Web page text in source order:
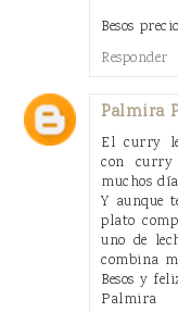
Besos
Responder
Palmira
El curry
con
muchos
Y aunque
plato
uno de
combina
Besos y
Palmira